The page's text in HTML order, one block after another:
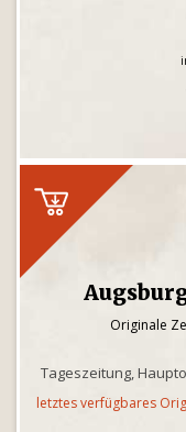
Originale
Tageszeitung,
letztes verfügbares